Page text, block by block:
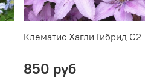
Клематис Хагли Гибрид С2
850 руб